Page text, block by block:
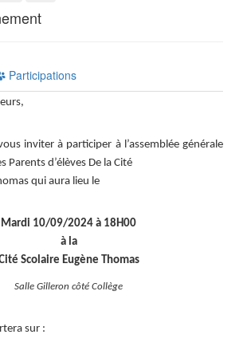
Participations
inviter à participer à l’assemblée générale
Parents d’élèves De la Cité
qui aura lieu le
Mardi 10/09/2024 à 18H00
à la
Scolaire Eugène Thomas
Salle Gilleron côté Collège
sur :